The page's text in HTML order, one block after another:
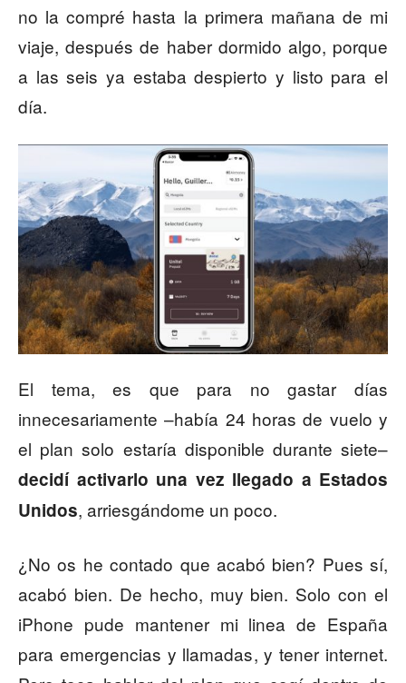
no la compré hasta la primera mañana de mi
viaje, después de haber dormido algo, porque
a las seis ya estaba despierto y listo para el
día.
El tema, es que para no gastar días
innecesariamente –había 24 horas de vuelo y
el plan solo estaría disponible durante siete–
decidí activarlo una vez llegado a Estados
Unidos, arriesgándome un poco.
¿No os he contado que acabó bien? Pues sí,
acabó bien. De hecho, muy bien. Solo con el
iPhone pude mantener mi linea de España
para emergencias y llamadas, y tener internet.